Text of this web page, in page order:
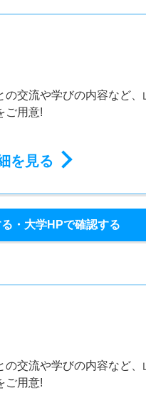
の交流や学びの内容など
ご用意!
を見る
・大学HPで確認する
の交流や学びの内容など
ご用意!